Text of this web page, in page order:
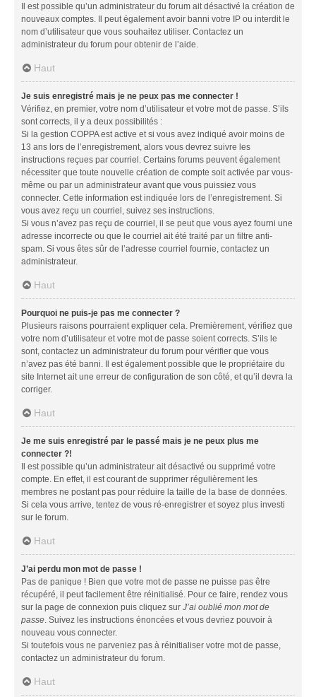
Il est possible qu’un administrateur du forum ait désactivé la création de
nouveaux comptes. Il peut également avoir banni votre IP ou interdit le
nom d’utilisateur que vous souhaitez utiliser. Contactez un
administrateur du forum pour obtenir de l’aide.
Haut
Je suis enregistré mais je ne peux pas me connecter !
Vérifiez, en premier, votre nom d’utilisateur et votre mot de passe. S’ils
sont corrects, il y a deux possibilités :
Si la gestion COPPA est active et si vous avez indiqué avoir moins de
13 ans lors de l’enregistrement, alors vous devrez suivre les
instructions reçues par courriel. Certains forums peuvent également
nécessiter que toute nouvelle création de compte soit activée par vous-
même ou par un administrateur avant que vous puissiez vous
connecter. Cette information est indiquée lors de l’enregistrement. Si
vous avez reçu un courriel, suivez ses instructions.
Si vous n’avez pas reçu de courriel, il se peut que vous ayez fourni une
adresse incorrecte ou que le courriel ait été traité par un filtre anti-
spam. Si vous êtes sûr de l’adresse courriel fournie, contactez un
administrateur.
Haut
Pourquoi ne puis-je pas me connecter ?
Plusieurs raisons pourraient expliquer cela. Premièrement, vérifiez que
votre nom d’utilisateur et votre mot de passe soient corrects. S’ils le
sont, contactez un administrateur du forum pour vérifier que vous
n’avez pas été banni. Il est également possible que le propriétaire du
site Internet ait une erreur de configuration de son côté, et qu’il devra la
corriger.
Haut
Je me suis enregistré par le passé mais je ne peux plus me
connecter ?!
Il est possible qu’un administrateur ait désactivé ou supprimé votre
compte. En effet, il est courant de supprimer régulièrement les
membres ne postant pas pour réduire la taille de la base de données.
Si cela vous arrive, tentez de vous ré-enregistrer et soyez plus investi
sur le forum.
Haut
J’ai perdu mon mot de passe !
Pas de panique ! Bien que votre mot de passe ne puisse pas être
récupéré, il peut facilement être réinitialisé. Pour ce faire, rendez vous
sur la page de connexion puis cliquez sur J’ai oublié mon mot de
passe. Suivez les instructions énoncées et vous devriez pouvoir à
nouveau vous connecter.
Si toutefois vous ne parveniez pas à réinitialiser votre mot de passe,
contactez un administrateur du forum.
Haut